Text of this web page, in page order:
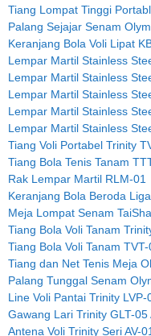
Tiang Lompat Tinggi
Palang Sejajar Senam
Keranjang Bola Voli Lipat
Lempar Martil Stainless
Lempar Martil Stainless
Lempar Martil Stainless
Lempar Martil Stainless
Lempar Martil Stainless
Tiang Voli Portabel Trinity
Tiang Bola Tenis Tanam
Rak Lempar Martil RLM-01
Keranjang Bola Beroda
Meja Lompat Senam
Tiang Bola Voli Tanam
Tiang Bola Voli Tanam
Tiang dan Net Tenis Meja
Palang Tunggal Senam
Line Voli Pantai Trinity LVP-
Gawang Lari Trinity GLT-05
Antena Voli Trinity Seri AV-01